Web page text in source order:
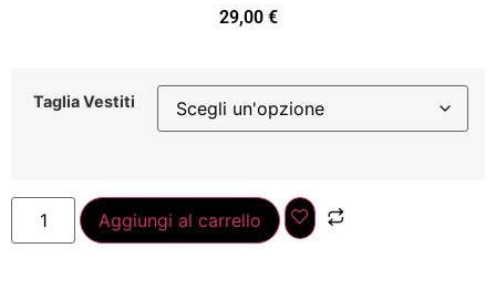
29,00 €
Taglia Vestiti
Aggiungi al carrello